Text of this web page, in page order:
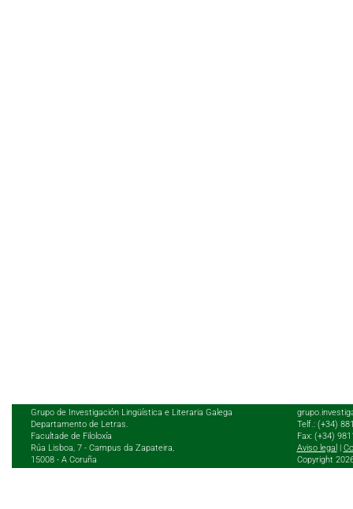
Grupo de Investigación Lingüística e Literaria Galega
Departamento de Letras.
Facultade de Filoloxía
Rúa Lisboa, 7 - Campus da Zapateira,
15008 - A Coruña
Telf.: (+34)
Fax: (+34)
Aviso legal
Copyright